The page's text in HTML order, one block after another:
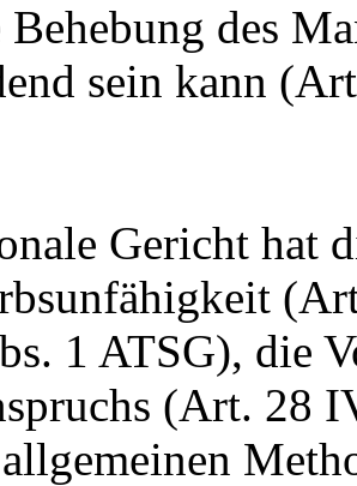
des
sein kann (
Gericht hat
(
1 ATSG), die
(Art. 28